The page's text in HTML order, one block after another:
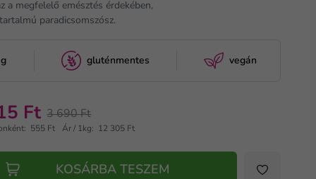
a megfelelő emésztés érdekében,
paradicsomszósz.
gluténmentes vegán
Ft 3 690 Ft
555 Ft Ár / 1kg: 12 305 Ft
KOSÁRBA TESZEM